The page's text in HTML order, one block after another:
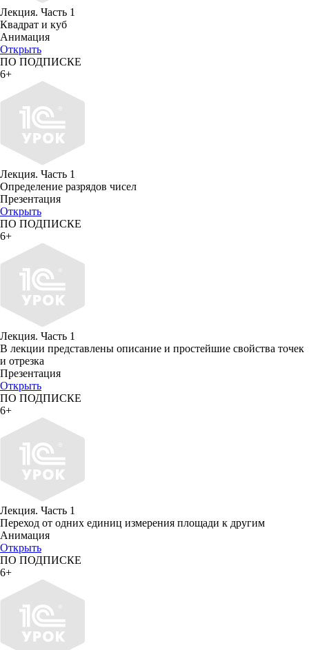
Лекция. Часть 1
Квадрат и куб
Анимация
Открыть
ПО ПОДПИСКЕ
6+
Лекция. Часть 1
Определение разрядов чисел
Презентация
Открыть
ПО ПОДПИСКЕ
6+
Лекция. Часть 1
В лекции представлены описание и простейшие свойства точек
и отрезка
Презентация
Открыть
ПО ПОДПИСКЕ
6+
Лекция. Часть 1
Переход от одних единиц измерения площади к другим
Анимация
Открыть
ПО ПОДПИСКЕ
6+